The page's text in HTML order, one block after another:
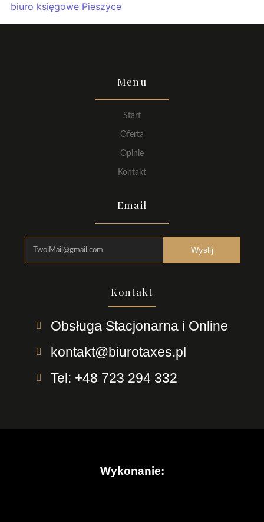
biuro księgowe Pieszyce
Menu
Start
Oferta
Opinie
Kontakt
Email
Wyslij
Kontakt
Obsługa Stacjonarna i Online
kontakt@biurotaxes.pl
Tel: +48 723 294 332
Wykonanie: